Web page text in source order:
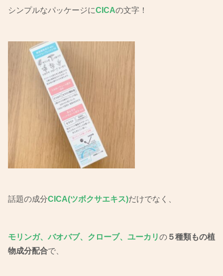
シンプルなパッケージにCICAの文字！
話題の成分CICA(ツボクサエキス)だけでなく、
モリンガ、バオバブ、クローブ、ユーカリの ５種類もの植
物成分配合で、